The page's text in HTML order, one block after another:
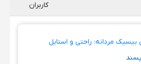
کاربران
مردانه: راحتی و استایل